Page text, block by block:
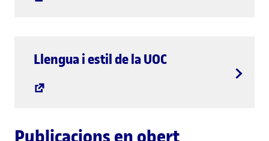
Llengua i estil de la UOC